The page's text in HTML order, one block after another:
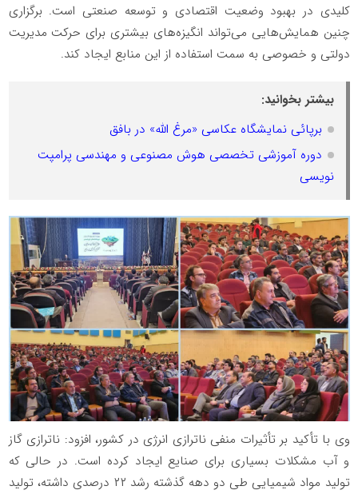
کلیدی در بهبود وضعیت اقتصادی و توسعه صنعتی است. برگزاری
چنین همایش‌هایی می‌تواند انگیزه‌های بیشتری برای حرکت مدیریت
دولتی و خصوصی به سمت استفاده از این منابع ایجاد کند.
بیشتر بخوانید:
برپائی نمایشگاه عکاسی «مرغ الله» در بافق
دوره آموزشی تخصصی هوش مصنوعی و مهندسی پرامپت
نویسی
وی با تأکید بر تأثیرات منفی ناترازی انرژی در کشور، افزود: ناترازی گاز
و آب مشکلات بسیاری برای صنایع ایجاد کرده است. در حالی که
تولید مواد شیمیایی طی دو دهه گذشته رشد ۲۲ درصدی داشته، تولید